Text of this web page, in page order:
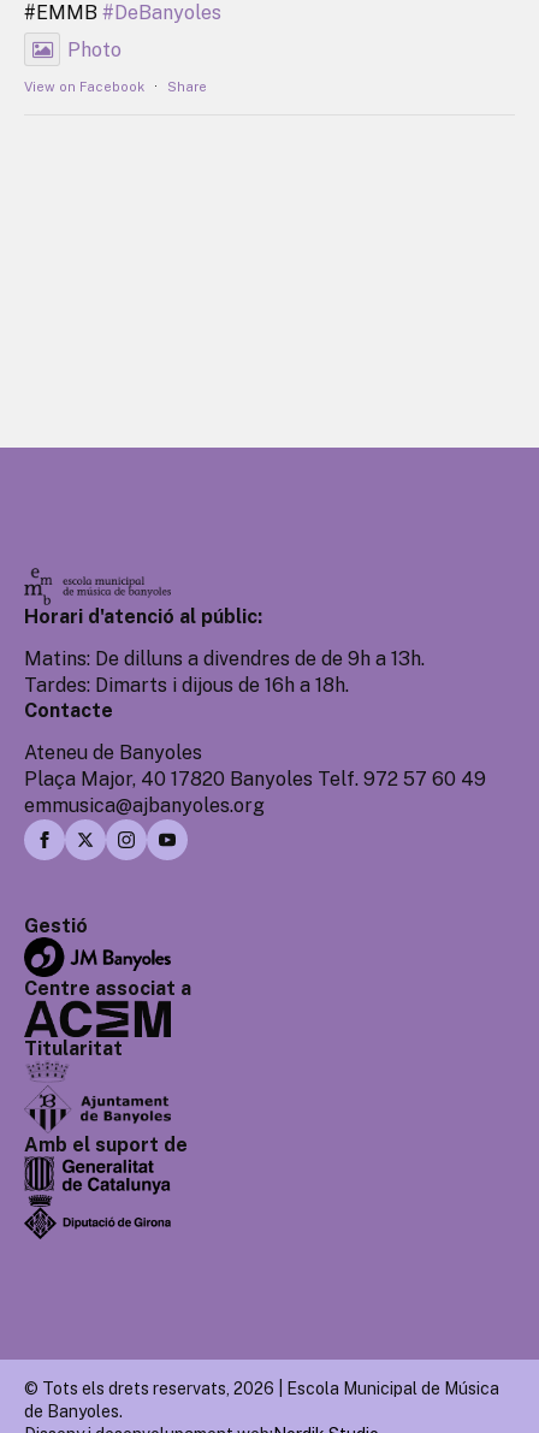
#EMMB #DeBanyoles
Photo
View on Facebook · Share
Horari d'atenció al públic:
Matins: De dilluns a divendres de de 9h a 13h.
Tardes: Dimarts i dijous de 16h a 18h.
Contacte
Ateneu de Banyoles
Plaça Major, 40 17820 Banyoles Telf. 972 57 60 49
emmusica@ajbanyoles.org
Gestió
Centre associat a
Titularitat
Amb el suport de
© Tots els drets reservats, 2026 | Escola Municipal de Música
de Banyoles.